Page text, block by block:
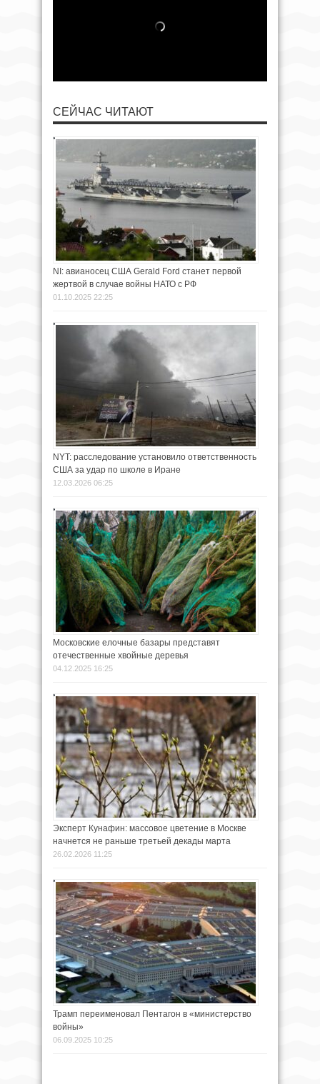
СЕЙЧАС ЧИТАЮТ
NI: авианосец США Gerald Ford станет первой
жертвой в случае войны НАТО с РФ
01.10.2025 22:25
NYT: расследование установило ответственность
США за удар по школе в Иране
12.03.2026 06:25
Московские елочные базары представят
отечественные хвойные деревья
04.12.2025 16:25
Эксперт Кунафин: массовое цветение в Москве
начнется не раньше третьей декады марта
26.02.2026 11:25
Трамп переименовал Пентагон в «министерство
войны»
06.09.2025 10:25